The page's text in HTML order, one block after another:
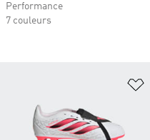
Performance
7 couleurs